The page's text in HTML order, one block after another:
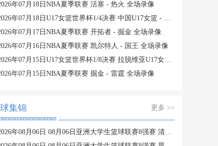
年07月18日NBA夏季联赛 活塞 - 热火 全场录像
年07月18日U17女篮世界杯1/4决赛 中国U17女篮 - 加拿大U17女篮 录像
年07月17日NBA夏季联赛 开拓者 - 掘金 全场录像
年07月16日NBA夏季联赛 凯尔特人 - 国王 全场录像
年07月15日U17女篮世界杯1/8决赛 拉脱维亚U17女篮 - 中国U17女篮 录像
年07月15日NBA夏季联赛 掘金 - 雷霆 全场录像
集锦 更多 >>
年08月06日 08月06日亚洲大学生篮球联赛8强赛 清华大学 85 - 81 菲律宾大学 集锦